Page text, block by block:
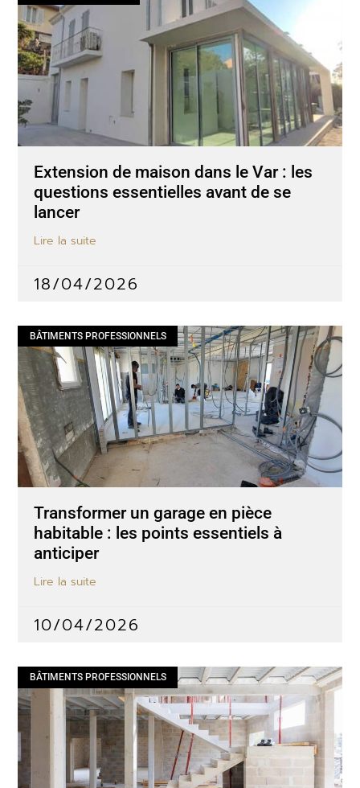
Extension de maison dans le Var : les
questions essentielles avant de se
lancer
Lire la suite
18/04/2026
BÂTIMENTS PROFESSIONNELS
Transformer un garage en pièce
habitable : les points essentiels à
anticiper
Lire la suite
10/04/2026
BÂTIMENTS PROFESSIONNELS